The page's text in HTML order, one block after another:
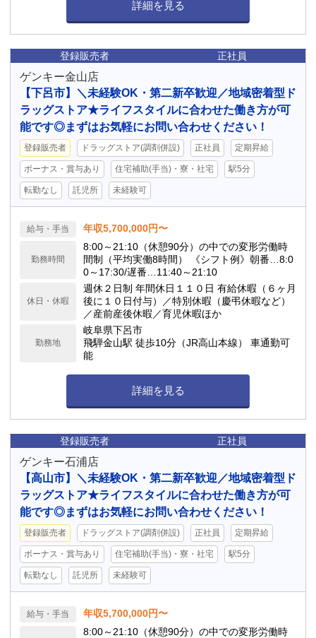
詳細を見る
登録販売者 正社員
ゲンキー金山店
【下呂市】＼未経験OK・第二新卒歓迎／地域密着型ド
ラッグストア★ライフスタイルに合わせた働き方が可
能です◎まずはお気軽にお問い合わせください！
登録販売者 ドラッグストア(調剤併設) 正社員 定期昇給
ボーナス・賞与あり 住宅補助(手当)・寮・社宅 駅5分
転勤なし 託児所 未経験可
給与・手当 年収5,700,000円〜
勤務時間
8:00～21:10（休憩90分）の中での変形労働時
間制（平均実働8時間） 《シフト例》朝番…8:0
0～17:30/遅番…11:40～21:10
休日・休暇
週休２日制 年間休日１１０日 有給休暇（６ヶ月
後に１０日付与）／特別休暇（慶弔休暇など）
／産前産後休暇／育児休暇ほか
勤務地
岐阜県下呂市
飛騨金山駅 徒歩10分（JR高山本線） 車通勤可
能
詳細を見る
登録販売者 正社員
ゲンキー石浦店
【高山市】＼未経験OK・第二新卒歓迎／地域密着型ド
ラッグストア★ライフスタイルに合わせた働き方が可
能です◎まずはお気軽にお問い合わせください！
登録販売者 ドラッグストア(調剤併設) 正社員 定期昇給
ボーナス・賞与あり 住宅補助(手当)・寮・社宅 駅5分
転勤なし 託児所 未経験可
給与・手当 年収5,700,000円〜
8:00～21:10（休憩90分）の中での変形労働時